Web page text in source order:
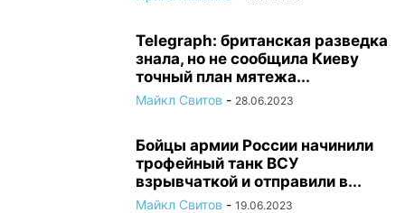
Telegraph: британская разведка
знала, но не сообщила Киеву
точный план мятежа...
Майкл Свитов - 28.06.2023
Бойцы армии России начинили
трофейный танк ВСУ
взрывчаткой и отправили в...
Майкл Свитов - 19.06.2023